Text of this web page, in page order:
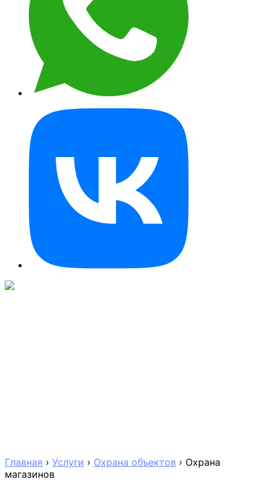
Главная › Услуги › Охрана объектов › Охрана
магазинов